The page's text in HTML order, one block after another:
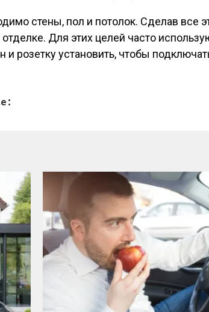
стены, пол и потолок. Сделав все
отделке. Для этих целей часто
розетку установить, чтобы